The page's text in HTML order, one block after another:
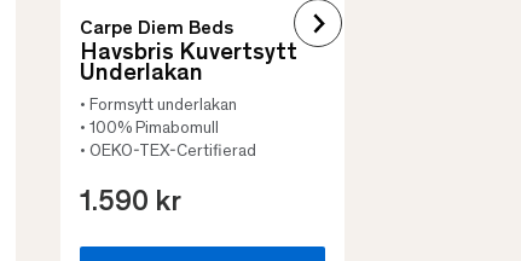
Carpe Diem Beds
Havsbris Kuvertsytt
Underlakan
• Formsytt underlakan
• 100% Pimabomull
• OEKO-TEX-Certifierad
1.590 kr